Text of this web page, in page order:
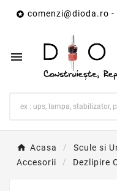
 comenzi@dioda.ro -

Acasa Scule si
Accesorii
Dezlipire